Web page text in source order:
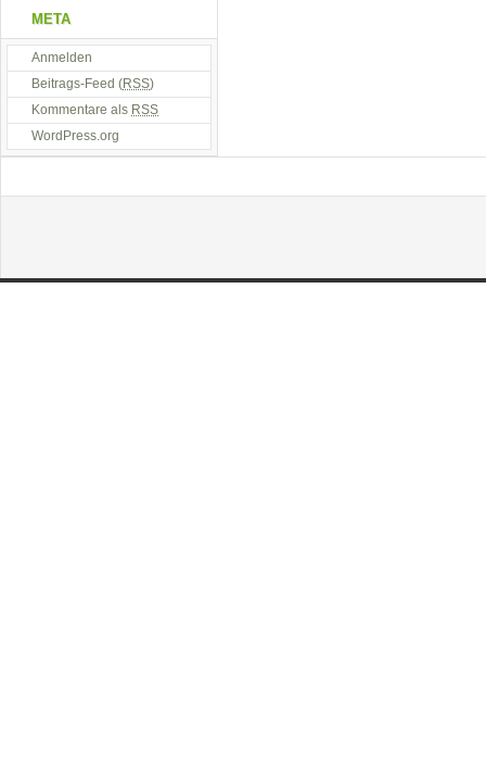
META
Anmelden
Beitrags-Feed (RSS)
Kommentare als RSS
WordPress.org